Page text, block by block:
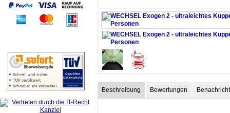
Beschreibung Bewertungen